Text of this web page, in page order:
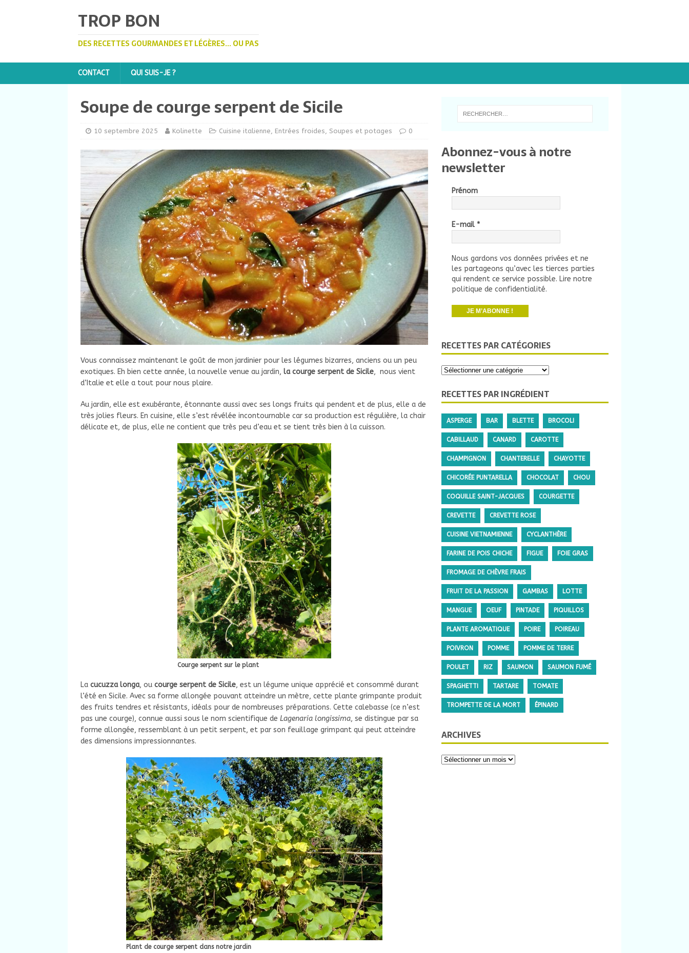
TROP BON
DES RECETTES GOURMANDES ET LÉGÈRES... OU PAS
CONTACT QUI SUIS-JE ?
Soupe de courge serpent de Sicile
10 septembre 2025 Kolinette Cuisine italienne, Entrées froides, Soupes et potages 0
Vous connaissez maintenant le goût de mon jardinier pour les légumes bizarres, anciens ou un peu
exotiques. Eh bien cette année, la nouvelle venue au jardin, la courge serpent de Sicile, nous vient
d’Italie et elle a tout pour nous plaire.
Au jardin, elle est exubérante, étonnante aussi avec ses longs fruits qui pendent et de plus, elle a de
très jolies fleurs. En cuisine, elle s’est révélée incontournable car sa production est régulière, la chair
délicate et, de plus, elle ne contient que très peu d’eau et se tient très bien à la cuisson.
Courge serpent sur le plant
La cucuzza longa, ou courge serpent de Sicile, est un légume unique apprécié et consommé durant
l’été en Sicile. Avec sa forme allongée pouvant atteindre un mètre, cette plante grimpante produit
des fruits tendres et résistants, idéals pour de nombreuses préparations. Cette calebasse (ce n’est
pas une courge), connue aussi sous le nom scientifique de Lagenaria longissima, se distingue par sa
forme allongée, ressemblant à un petit serpent, et par son feuillage grimpant qui peut atteindre
des dimensions impressionnantes.
Plant de courge serpent dans notre jardin
Abonnez-vous à notre
newsletter
Prénom
E-mail *
Nous gardons vos données privées et ne
les partageons qu’avec les tierces parties
qui rendent ce service possible. Lire notre
politique de confidentialité.
RECETTES PAR CATÉGORIES
RECETTES PAR INGRÉDIENT
ASPERGE BAR BLETTE BROCOLI
CABILLAUD CANARD CAROTTE
CHAMPIGNON CHANTERELLE CHAYOTTE
CHICORÉE PUNTARELLA CHOCOLAT CHOU
COQUILLE SAINT-JACQUES COURGETTE
CREVETTE CREVETTE ROSE
CUISINE VIETNAMIENNE CYCLANTHÈRE
FARINE DE POIS CHICHE FIGUE FOIE GRAS
FROMAGE DE CHÈVRE FRAIS
FRUIT DE LA PASSION GAMBAS LOTTE
MANGUE OEUF PINTADE PIQUILLOS
PLANTE AROMATIQUE POIRE POIREAU
POIVRON POMME POMME DE TERRE
POULET RIZ SAUMON SAUMON FUMÉ
SPAGHETTI TARTARE TOMATE
TROMPETTE DE LA MORT ÉPINARD
ARCHIVES